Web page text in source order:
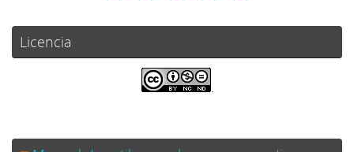
Licencia
.